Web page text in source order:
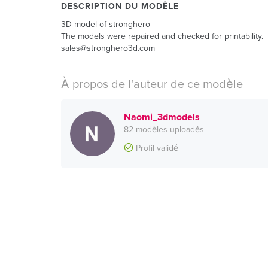
DESCRIPTION DU MODÈLE
3D model of stronghero
The models were repaired and checked for printability.
sales@stronghero3d.com
À propos de l'auteur de ce modèle
Naomi_3dmodels
82 modèles uploadés
Profil validé